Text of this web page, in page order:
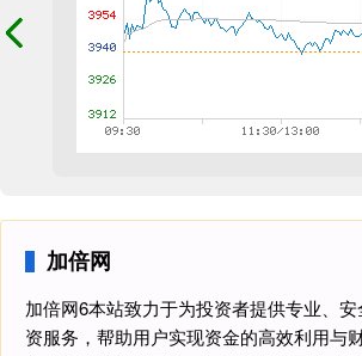
加倍网
加倍网6本站致力于为投资者提供专业、
资服务，帮助用户实现资金的高效利用与